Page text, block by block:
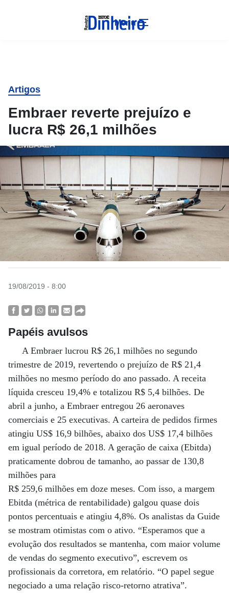
Menu
Artigos
Embraer reverte prejuízo e
lucra R$ 26,1 milhões
19/08/2019 - 8:00
Papéis avulsos
A Embraer lucrou R$ 26,1 milhões no segundo
trimestre de 2019, revertendo o prejuízo de R$ 21,4
milhões no mesmo período do ano passado. A receita
líquida cresceu 19,4% e totalizou R$ 5,4 bilhões. De
abril a junho, a Embraer entregou 26 aeronaves
comerciais e 25 executivas. A carteira de pedidos firmes
atingiu US$ 16,9 bilhões, abaixo dos US$ 17,4 bilhões
em igual período de 2018. A geração de caixa (Ebitda)
praticamente dobrou de tamanho, ao passar de 130,8
milhões para
R$ 259,6 milhões em doze meses. Com isso, a margem
Ebitda (métrica de rentabilidade) galgou quase dois
pontos percentuais e atingiu 4,8%. Os analistas da Guide
se mostram otimistas com o ativo. “Esperamos que a
evolução dos resultados se mantenha, com maior volume
de vendas do segmento executivo”, escrevem os
profissionais da corretora, em relatório. “O papel segue
negociado a uma relação risco-retorno atrativa”.